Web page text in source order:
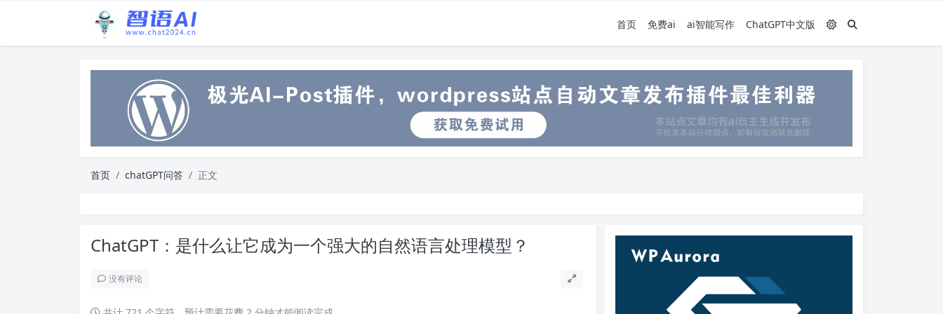
首页 免费ai ai智能写作 ChatGPT中文版
首页 chatGPT问答 正文
ChatGPT：是什么让它成为一个强大的自然语言处理模型？
没有评论